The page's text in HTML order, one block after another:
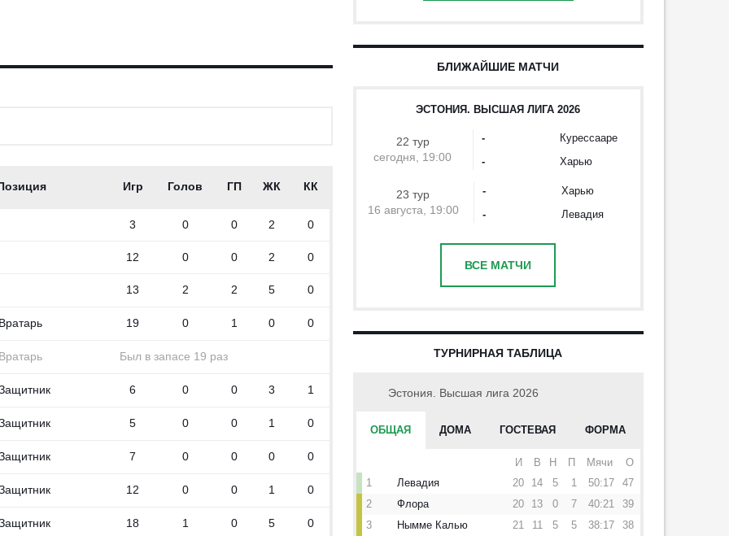
БЛИЖАЙШИЕ МАТЧИ
ЭСТОНИЯ. ВЫСШАЯ ЛИГА 2026
22 тур
сегодня, 19:00
-
Курессааре
-
Харью
23 тур
16 августа, 19:00
-
Харью
-
Левадия
ВСЕ МАТЧИ
ТУРНИРНАЯ ТАБЛИЦА
Эстония. Высшая лига 2026
Эстония. Высшая лига 2026
Эстония. Высшая лига 2023
ОБЩАЯ ДОМА ГОСТЕВАЯ ФОРМА
И В Н П Мячи
О
1
Левадия 20 14 5 1 50:17
47
2
Флора 20 13 0 7 40:21
39
3
Нымме Калью 21 11 5 5 38:17
38
Игр Голов ГП ЖК КК
3 0 0 2
0
12 0 0 2
0
13 2 2 5
0
Вратарь 19 0 1 0
0
Вратарь
Был в запасе 19 раз
6 0 0 3
1
5 0 0 1
0
7 0 0 0
0
12 0 0 1
0
18 1 0 5
0